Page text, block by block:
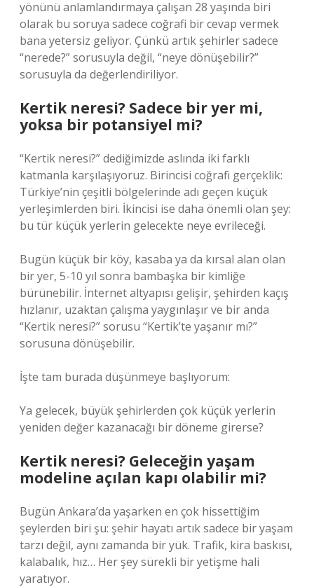
yönünü anlamlandırmaya çalışan 28 yaşında biri
olarak bu soruya sadece coğrafi bir cevap vermek
bana yetersiz geliyor. Çünkü artık şehirler sadece
“nerede?” sorusuyla değil, “neye dönüşebilir?”
sorusuyla da değerlendiriliyor.
Kertik neresi? Sadece bir yer mi,
yoksa bir potansiyel mi?
“Kertik neresi?” dediğimizde aslında iki farklı
katmanla karşılaşıyoruz. Birincisi coğrafi gerçeklik:
Türkiye’nin çeşitli bölgelerinde adı geçen küçük
yerleşimlerden biri. İkincisi ise daha önemli olan şey:
bu tür küçük yerlerin gelecekte neye evrileceği.
Bugün küçük bir köy, kasaba ya da kırsal alan olan
bir yer, 5-10 yıl sonra bambaşka bir kimliğe
bürünebilir. İnternet altyapısı gelişir, şehirden kaçış
hızlanır, uzaktan çalışma yaygınlaşır ve bir anda
“Kertik neresi?” sorusu “Kertik’te yaşanır mı?”
sorusuna dönüşebilir.
İşte tam burada düşünmeye başlıyorum:
Ya gelecek, büyük şehirlerden çok küçük yerlerin
yeniden değer kazanacağı bir döneme girerse?
Kertik neresi? Geleceğin yaşam
modeline açılan kapı olabilir mi?
Bugün Ankara’da yaşarken en çok hissettiğim
şeylerden biri şu: şehir hayatı artık sadece bir yaşam
tarzı değil, aynı zamanda bir yük. Trafik, kira baskısı,
kalabalık, hız… Her şey sürekli bir yetişme hali
yaratıyor.